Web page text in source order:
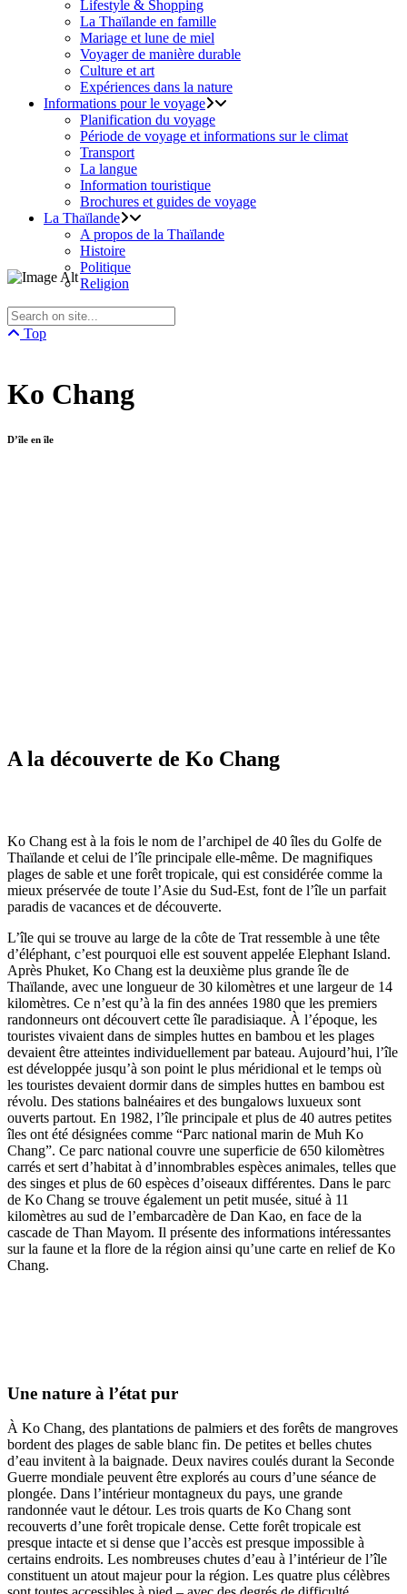
Lifestyle & Shopping
La Thaïlande en famille
Mariage et lune de miel
Voyager de manière durable
Culture et art
Expériences dans la nature
Informations pour le voyage
Planification du voyage
Période de voyage et informations sur le climat
Transport
La langue
Information touristique
Brochures et guides de voyage
La Thaïlande
A propos de la Thaïlande
Histoire
Politique
Religion
Top
Ko Chang
D’île en île
A la découverte de Ko Chang
Ko Chang est à la fois le nom de l’archipel de 40 îles du Golfe de
Thaïlande et celui de l’île principale elle-même. De magnifiques
plages de sable et une forêt tropicale, qui est considérée comme la
mieux préservée de toute l’Asie du Sud-Est, font de l’île un parfait
paradis de vacances et de découverte.
L’île qui se trouve au large de la côte de Trat ressemble à une tête
d’éléphant, c’est pourquoi elle est souvent appelée Elephant Island.
Après Phuket, Ko Chang est la deuxième plus grande île de
Thaïlande, avec une longueur de 30 kilomètres et une largeur de 14
kilomètres. Ce n’est qu’à la fin des années 1980 que les premiers
randonneurs ont découvert cette île paradisiaque. À l’époque, les
touristes vivaient dans de simples huttes en bambou et les plages
devaient être atteintes individuellement par bateau. Aujourd’hui, l’île
est développée jusqu’à son point le plus méridional et le temps où
les touristes devaient dormir dans de simples huttes en bambou est
révolu. Des stations balnéaires et des bungalows luxueux sont
ouverts partout. En 1982, l’île principale et plus de 40 autres petites
îles ont été désignées comme “Parc national marin de Muh Ko
Chang”. Ce parc national couvre une superficie de 650 kilomètres
carrés et sert d’habitat à d’innombrables espèces animales, telles que
des singes et plus de 60 espèces d’oiseaux différentes. Dans le parc
de Ko Chang se trouve également un petit musée, situé à 11
kilomètres au sud de l’embarcadère de Dan Kao, en face de la
cascade de Than Mayom. Il présente des informations intéressantes
sur la faune et la flore de la région ainsi qu’une carte en relief de Ko
Chang.
Une nature à l’état pur
À Ko Chang, des plantations de palmiers et des forêts de mangroves
bordent des plages de sable blanc fin. De petites et belles chutes
d’eau invitent à la baignade. Deux navires coulés durant la Seconde
Guerre mondiale peuvent être explorés au cours d’une séance de
plongée. Dans l’intérieur montagneux du pays, une grande
randonnée vaut le détour. Les trois quarts de Ko Chang sont
recouverts d’une forêt tropicale dense. Cette forêt tropicale est
presque intacte et si dense que l’accès est presque impossible à
certains endroits. Les nombreuses chutes d’eau à l’intérieur de l’île
constituent un atout majeur pour la région. Les quatre plus célèbres